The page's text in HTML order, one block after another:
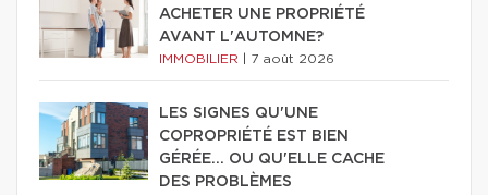
ACHETER UNE PROPRIÉTÉ
AVANT L'AUTOMNE?
IMMOBILIER 7 août 2026
LES SIGNES QU'UNE
COPROPRIÉTÉ EST BIEN
GÉRÉE… OU QU'ELLE CACHE
DES PROBLÈMES